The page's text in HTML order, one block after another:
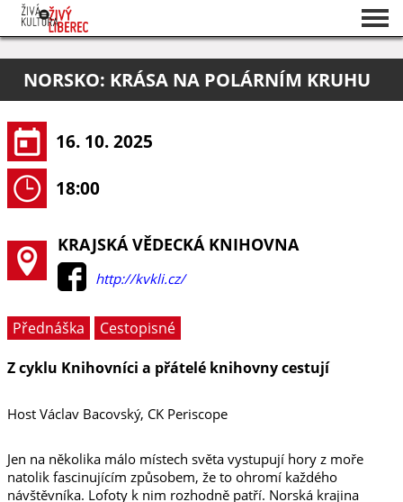
O projektu
Pořadatelé
NORSKO: KRÁSA NA POLÁRNÍM KRUHU
16. 10. 2025
18:00
KRAJSKÁ VĚDECKÁ KNIHOVNA
http://kvkli.cz/
Přednáška
Cestopisné
Z cyklu Knihovníci a přátelé knihovny cestují
Host Václav Bacovský, CK Periscope
Jen na několika málo místech světa vystupují hory z moře
natolik fascinujícím způsobem, že to ohromí každého
návštěvníka. Lofoty k nim rozhodně patří. Norská krajina